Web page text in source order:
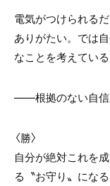
電気がつけられる
ありがたい。では
なことを考えてい
――根拠のない自信
〈勝〉
自分が絶対これを
る〝お守り〟にな